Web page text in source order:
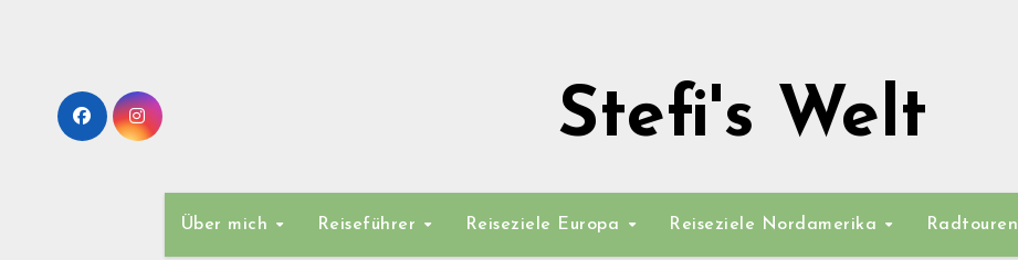
Stefi's Welt
Über mich Reiseführer Reiseziele Europa Reiseziele Nordamerika